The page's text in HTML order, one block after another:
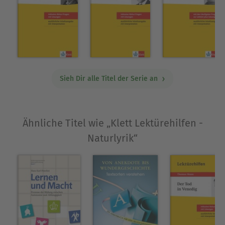
Sieh Dir alle Titel der Serie an
Ähnliche Titel wie „Klett Lektürehilfen -
Naturlyrik“